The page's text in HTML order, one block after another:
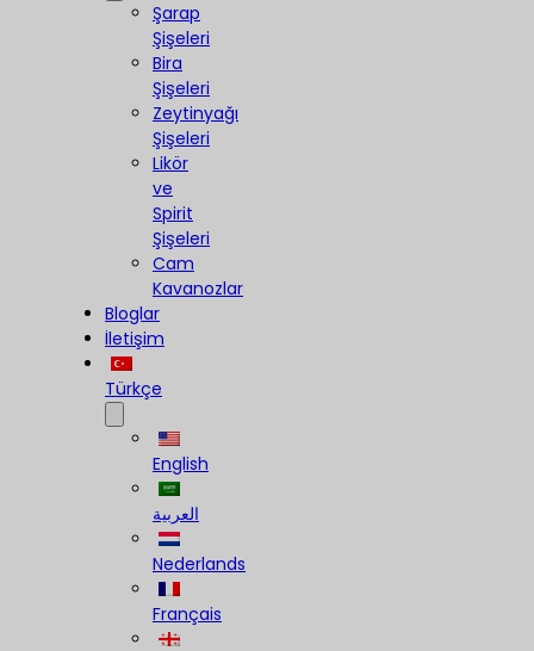
Şarap
Şişeleri
Bira
Şişeleri
Zeytinyağı
Şişeleri
Likör
ve
Spirit
Şişeleri
Cam
Kavanozlar
Bloglar
İletişim
Türkçe
English
العربية
Nederlands
Français